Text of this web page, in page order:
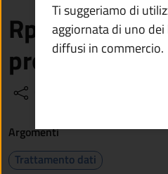
Rpd -
protezione dei
Ti suggeriamo di
aggiornata di uno
diffusi in commercio.
Argomenti
Trattamento dati